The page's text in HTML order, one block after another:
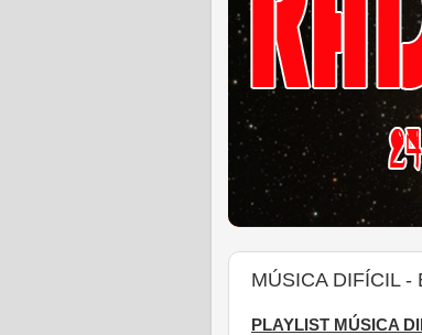
MÚSICA DIFÍCIL -
PLAYLIST MÚSICA